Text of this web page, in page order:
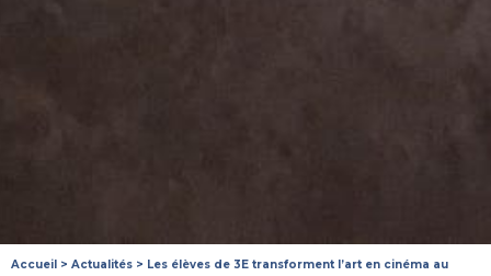
Accueil > Actualités > Les élèves de 3E transforment l’art en cinéma au